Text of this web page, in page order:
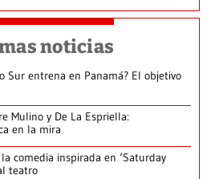
noticias
Sur entrena en Panamá? El objetivo
Mulino y De La Espriella:
en la mira
comedia inspirada en ‘Saturday
teatro